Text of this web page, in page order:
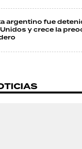
argentino fue
y crece la